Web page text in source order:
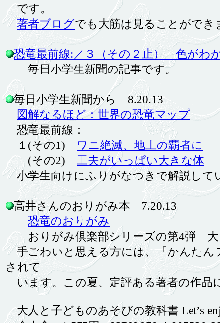
です。
著者ブログでも大筋は見ることがで
恐竜最前線:／３（その２止） 色がわ
毎日小学生新聞の記事です。
毎日小学生新聞から 8.20.13
図解なるほど：世界の恐竜マップ
恐竜最前線：
１(その1)
ワニ絶滅、地上の覇者に
(その2) 工夫がいっぱい大きな体
小学生向けにふりがなつきで解説して
高井さんのおりがみ本 7.20.13
恐竜のおりがみ
おりがみ倶楽部シリーズの第4弾 大
手ごわいと思える方には、「かんたん
されて
います。この夏、定評ある著者の作
大人と子どものあそびの教科書 Let’s